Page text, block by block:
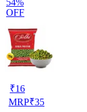
OFF
₹16
MRP₹35